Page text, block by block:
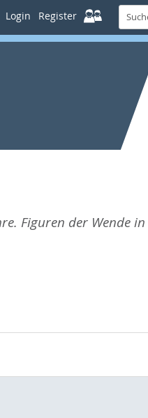
Login Register
Suche
in
KUPS
Figuren der Wende